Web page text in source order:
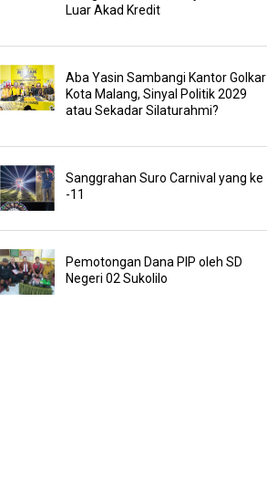
Luar Akad Kredit
Aba Yasin Sambangi Kantor Golkar
Kota Malang, Sinyal Politik 2029
atau Sekadar Silaturahmi?
Sanggrahan Suro Carnival yang ke
-11
Pemotongan Dana PIP oleh SD
Negeri 02 Sukolilo